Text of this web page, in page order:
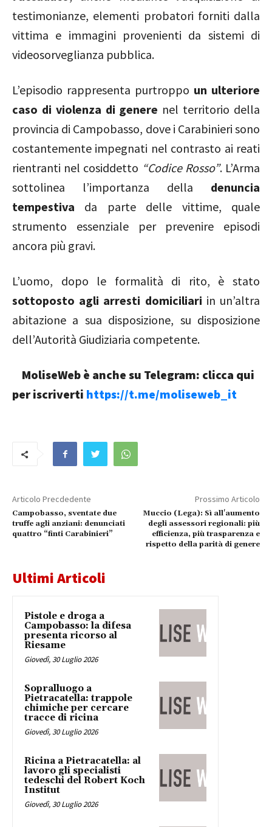
testimonianze, elementi probatori forniti dalla
vittima e immagini provenienti da sistemi di
videosorveglianza pubblica.
L’episodio rappresenta purtroppo un ulteriore
caso di violenza di genere nel territorio della
provincia di Campobasso, dove i Carabinieri sono
costantemente impegnati nel contrasto ai reati
rientranti nel cosiddetto “Codice Rosso”. L’Arma
sottolinea l’importanza della denuncia
tempestiva da parte delle vittime, quale
strumento essenziale per prevenire episodi
ancora più gravi.
L’uomo, dopo le formalità di rito, è stato
sottoposto agli arresti domiciliari in un’altra
abitazione a sua disposizione, su disposizione
dell’Autorità Giudiziaria competente.
MoliseWeb è anche su Telegram: clicca qui
per iscriverti https://t.me/moliseweb_it
Articolo Precdedente
Campobasso, sventate due
truffe agli anziani: denunciati
quattro “finti Carabinieri”
Prossimo Articolo
Muccio (Lega): Sì all'aumento
degli assessori regionali: più
efficienza, più trasparenza e
rispetto della parità di genere
Ultimi Articoli
Pistole e droga a
Campobasso: la difesa
presenta ricorso al
Riesame
Giovedì, 30 Luglio 2026
Sopralluogo a
Pietracatella: trappole
chimiche per cercare
tracce di ricina
Giovedì, 30 Luglio 2026
Ricina a Pietracatella: al
lavoro gli specialisti
tedeschi del Robert Koch
Institut
Giovedì, 30 Luglio 2026